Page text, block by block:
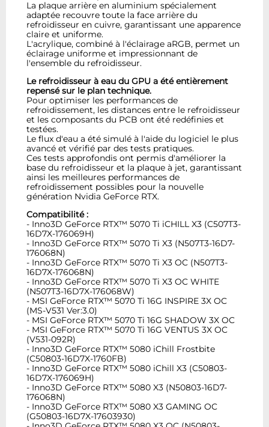
La plaque arrière en aluminium spécialement
adaptée recouvre toute la face arrière du
refroidisseur en cuivre, garantissant une apparence
claire et uniforme.
L'acrylique, combiné à l'éclairage aRGB, permet un
éclairage uniforme et impressionnant de
l'ensemble du refroidisseur.
Le refroidisseur à eau du GPU a été entièrement
repensé sur le plan technique.
Pour optimiser les performances de
refroidissement, les distances entre le refroidisseur
et les composants du PCB ont été redéfinies et
testées.
Le flux d'eau a été simulé à l'aide du logiciel le plus
avancé et vérifié par des tests pratiques.
Ces tests approfondis ont permis d'améliorer la
base du refroidisseur et la plaque à jet, garantissant
ainsi les meilleures performances de
refroidissement possibles pour la nouvelle
génération Nvidia GeForce RTX.
Compatibilité :
- Inno3D GeForce RTX™ 5070 Ti iCHILL X3 (C507T3-
16D7X-176069H)
- Inno3D GeForce RTX™ 5070 Ti X3 (N507T3-16D7-
176068N)
- Inno3D GeForce RTX™ 5070 Ti X3 OC (N507T3-
16D7X-176068N)
- Inno3D GeForce RTX™ 5070 Ti X3 OC WHITE
(N507T3-16D7X-176068W)
- MSI GeForce RTX™ 5070 Ti 16G INSPIRE 3X OC
(MS-V531 Ver:3.0)
- MSI GeForce RTX™ 5070 Ti 16G SHADOW 3X OC
- MSI GeForce RTX™ 5070 Ti 16G VENTUS 3X OC
(V531-092R)
- Inno3D GeForce RTX™ 5080 iChill Frostbite
(C50803-16D7X-1760FB)
- Inno3D GeForce RTX™ 5080 iChill X3 (C50803-
16D7X-176069H)
- Inno3D GeForce RTX™ 5080 X3 (N50803-16D7-
176068N)
- Inno3D GeForce RTX™ 5080 X3 GAMING OC
(G50803-16D7X-17603930)